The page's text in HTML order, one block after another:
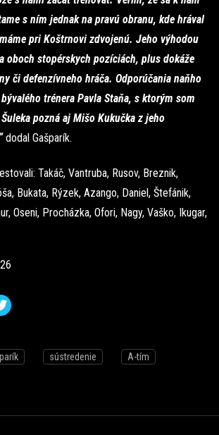
s ním jednak na pravú obranu, kde hrával
pri Koštrnovi zdvojenú. Jeho výhodou
oboch stopérskych pozíciách, plus dokáže
či defenzívneho hráča. Odporúčania naňho
trénera Pavla Staňa, s ktorým som
pozná aj Mišo Kukučka z jeho
dodal Gašparík.
Takáč, Vantruba, Rusov, Breznik,
Bukata, Rýzek, Azango, Daniel, Štefánik,
Oseni, Procházka, Ofori, Nagy, Vaško, Ikugar,
sústredenie A-tím